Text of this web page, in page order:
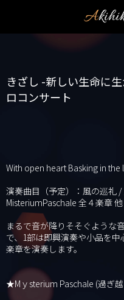
きざし -新しい生命に
ロコンサート
With open heart Basking in the
演奏曲目（予定）：風の巡礼
MisteriumPaschale 全４楽
まるで音が降りそそぐような
で、1部は即興演奏や小品を
楽章を演奏します。
★Mｙsterium Paschale (過ぎ